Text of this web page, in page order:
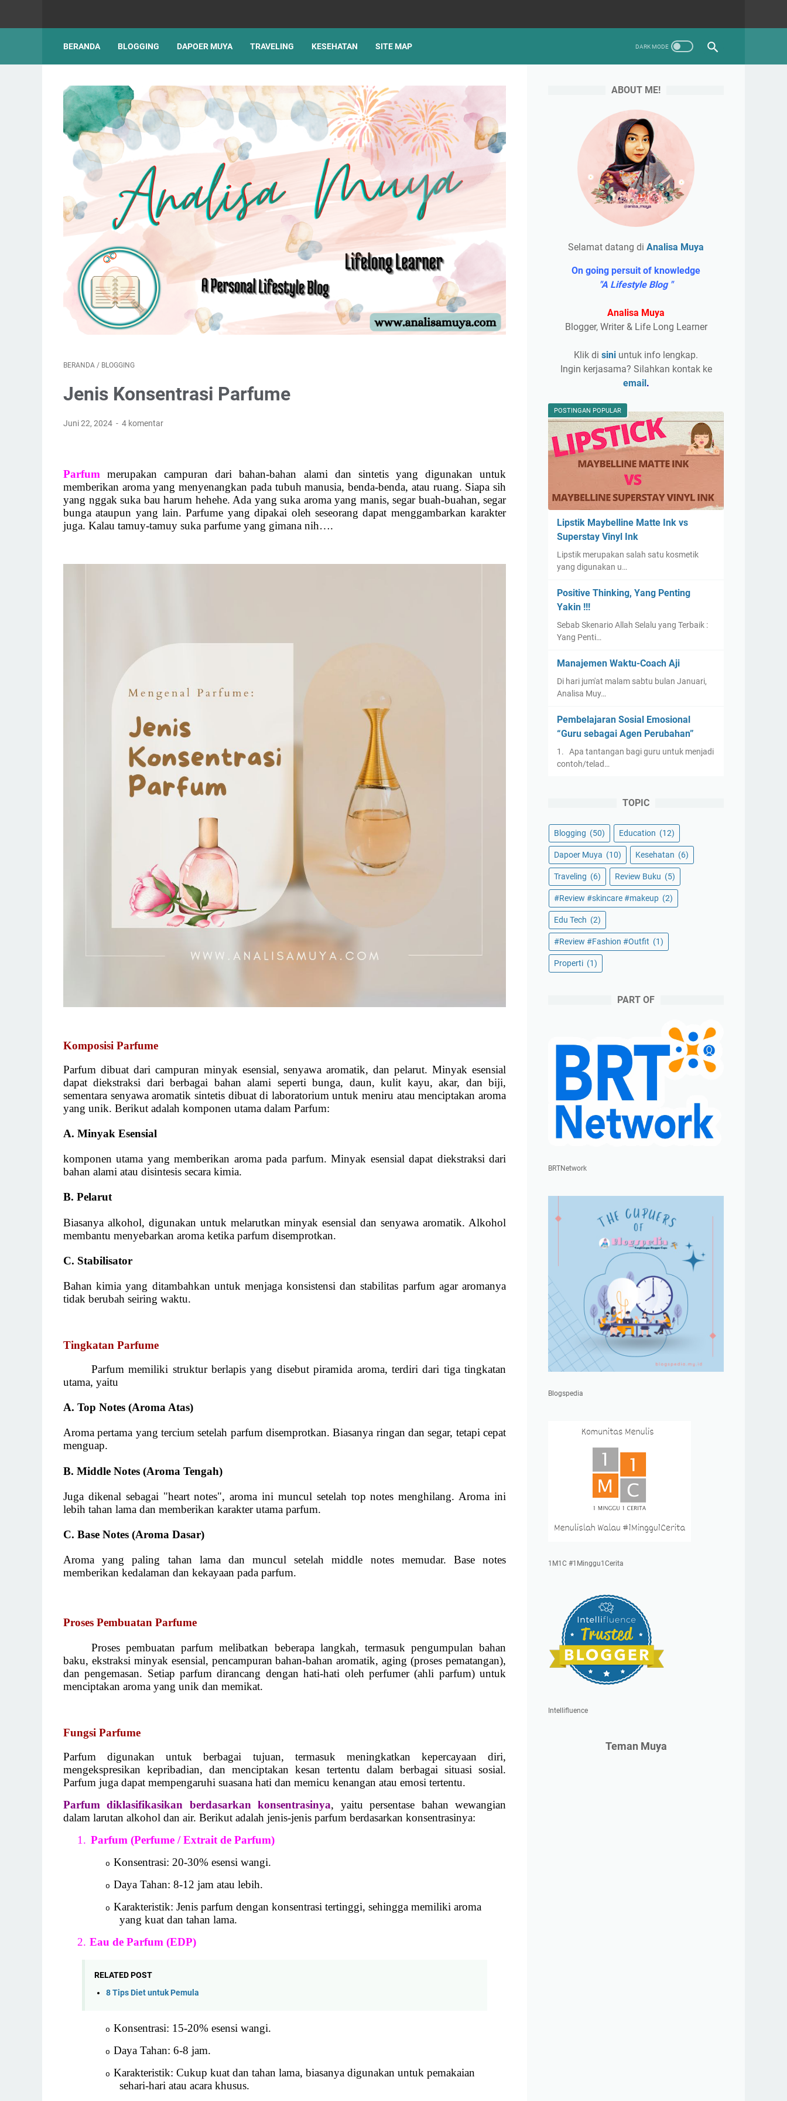
BERANDA BLOGGING DAPOER MUYA TRAVELING KESEHATAN SITE MAP
BERANDA / BLOGGING
Jenis Konsentrasi Parfume
Juni 22, 2024 4 komentar
Parfum merupakan campuran dari bahan-bahan alami dan sintetis yang digunakan untuk
memberikan aroma yang menyenangkan pada tubuh manusia, benda-benda, atau ruang. Siapa sih
yang nggak suka bau harum hehehe. Ada yang suka aroma yang manis, segar buah-buahan, segar
bunga ataupun yang lain. Parfume yang dipakai oleh seseorang dapat menggambarkan karakter
juga. Kalau tamuy-tamuy suka parfume yang gimana nih….
Komposisi Parfume
Parfum dibuat dari campuran minyak esensial, senyawa aromatik, dan pelarut. Minyak esensial
dapat diekstraksi dari berbagai bahan alami seperti bunga, daun, kulit kayu, akar, dan biji,
sementara senyawa aromatik sintetis dibuat di laboratorium untuk meniru atau menciptakan aroma
yang unik. Berikut adalah komponen utama dalam Parfum:
A. Minyak Esensial
komponen utama yang memberikan aroma pada parfum. Minyak esensial dapat diekstraksi dari
bahan alami atau disintesis secara kimia.
B. Pelarut
Biasanya alkohol, digunakan untuk melarutkan minyak esensial dan senyawa aromatik. Alkohol
membantu menyebarkan aroma ketika parfum disemprotkan.
C. Stabilisator
Bahan kimia yang ditambahkan untuk menjaga konsistensi dan stabilitas parfum agar aromanya
tidak berubah seiring waktu.
Tingkatan Parfume
Parfum memiliki struktur berlapis yang disebut piramida aroma, terdiri dari tiga tingkatan
utama, yaitu
A. Top Notes (Aroma Atas)
Aroma pertama yang tercium setelah parfum disemprotkan. Biasanya ringan dan segar, tetapi cepat
menguap.
B. Middle Notes (Aroma Tengah)
Juga dikenal sebagai "heart notes", aroma ini muncul setelah top notes menghilang. Aroma ini
lebih tahan lama dan memberikan karakter utama parfum.
C. Base Notes (Aroma Dasar)
Aroma yang paling tahan lama dan muncul setelah middle notes memudar. Base notes
memberikan kedalaman dan kekayaan pada parfum.
Proses Pembuatan Parfume
Proses pembuatan parfum melibatkan beberapa langkah, termasuk pengumpulan bahan
baku, ekstraksi minyak esensial, pencampuran bahan-bahan aromatik, aging (proses pematangan),
dan pengemasan. Setiap parfum dirancang dengan hati-hati oleh perfumer (ahli parfum) untuk
menciptakan aroma yang unik dan memikat.
Fungsi Parfume
Parfum digunakan untuk berbagai tujuan, termasuk meningkatkan kepercayaan diri,
mengekspresikan kepribadian, dan menciptakan kesan tertentu dalam berbagai situasi sosial.
Parfum juga dapat mempengaruhi suasana hati dan memicu kenangan atau emosi tertentu.
Parfum diklasifikasikan berdasarkan konsentrasinya, yaitu persentase bahan wewangian
dalam larutan alkohol dan air. Berikut adalah jenis-jenis parfum berdasarkan konsentrasinya:
1. Parfum (Perfume / Extrait de Parfum)
o Konsentrasi: 20-30% esensi wangi.
o Daya Tahan: 8-12 jam atau lebih.
o Karakteristik: Jenis parfum dengan konsentrasi tertinggi, sehingga memiliki aroma
yang kuat dan tahan lama.
2. Eau de Parfum (EDP)
RELATED POST
8 Tips Diet untuk Pemula
o Konsentrasi: 15-20% esensi wangi.
o Daya Tahan: 6-8 jam.
o Karakteristik: Cukup kuat dan tahan lama, biasanya digunakan untuk pemakaian
sehari-hari atau acara khusus.
ABOUT ME!
Selamat datang di Analisa Muya
On going persuit of knowledge
"A Lifestyle Blog "
Analisa Muya
Blogger, Writer & Life Long Learner
Klik di sini untuk info lengkap.
Ingin kerjasama? Silahkan kontak ke
email.
POSTINGAN POPULAR
Lipstik Maybelline Matte Ink vs
Superstay Vinyl Ink
Lipstik merupakan salah satu kosmetik
yang digunakan u…
Positive Thinking, Yang Penting
Yakin !!!
Sebab Skenario Allah Selalu yang Terbaik :
Yang Penti…
Manajemen Waktu-Coach Aji
Di hari jum'at malam sabtu bulan Januari,
Analisa Muy…
Pembelajaran Sosial Emosional
“Guru sebagai Agen Perubahan”
1. Apa tantangan bagi guru untuk menjadi
contoh/telad…
TOPIC
Blogging (50) Education (12)
Dapoer Muya (10) Kesehatan (6)
Traveling (6) Review Buku (5)
#Review #skincare #makeup (2)
Edu Tech (2)
#Review #Fashion #Outfit (1)
Properti (1)
PART OF
BRTNetwork
Blogspedia
1M1C #1Minggu1Cerita
Intellifluence
Teman Muya